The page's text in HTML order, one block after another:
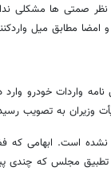
صمتی ها مشکلی
امضا مطابق میل
واردات خودرو
وزیران به تصویب
نشده است. ابهامی که
تطبیق مجلس که چندی